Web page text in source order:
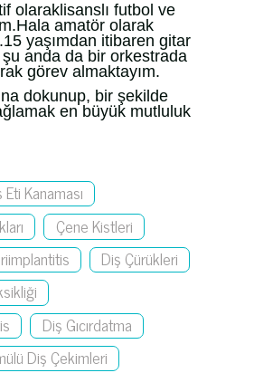
olaraklisanslı futbol ve
amatör olarak
yaşımdan itibaren gitar
anda da bir orkestrada
görev almaktayım.
dokunup, bir şekilde
en büyük mutluluk
Eti Kanaması
Çene Kistleri
Diş Çürükleri
Diş Gıcırdatma
Diş Çekimleri